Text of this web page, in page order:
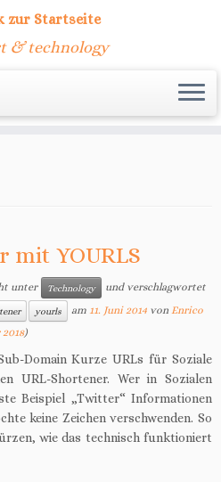
& technology
mit YOURLS
unter Technology
und verschlagwortet
yourls am 11. Juni 2014 von Enrico
2018)
Domain Kurze URLs für Soziale
URL-Shortener. Wer in Sozialen
Beispiel „Twitter“ Informationen
keine Zeichen verschwenden. So
wie das technisch funktioniert